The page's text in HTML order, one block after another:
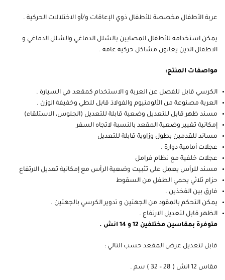
عربة الأطفال مخصصة للأطفال ذوي الإعاقات و/أو الاختلالات الحركية .
يمكن استخدامه للأطفال المصابين بالشلل الدماغي والشلل الدماغي و
الاطفال الذين يعانون مشاكل حركية عامة .
مواصفات المنتج:
الكرسي قابل للفصل عن العربة و الاستخدام كمقعد في السيارة .
العربة مصنوعة من الألومنيوم والفولاذ قابل للطي وخفيفة الوزن .
مسند ظهر قابل للتعديل وضعية قابلة للتعديل (الجلوس، الاستلقاء)
إمكانية تغيير وضعية المقعد بالنسبة لاتجاه السفر
مساند للقدمين بطول وزاوية قابلة للتعديل
عجلات أمامية دوارة .
عجلات خلفية مع نظام فرامل
مسند للرأس يعمل على تثبيت وضعية الرأس مع إمكانية تعديل الارتفاع
حزام ثلاثي يحمي الطفل من السقوط
فارق بين الفخذين .
يمكن التحكم بالمقود من الجهتين و تدوير الكرسي بالجهتين .
الظهر قابل لتعديل الارتفاع .
متوفرة بمقاسين مختلفين 12 و 14 انش .
قابل لتعديل عرض المقعد حسب التالي :
مقاس 12 انش ( 28 – 32 ) سم .